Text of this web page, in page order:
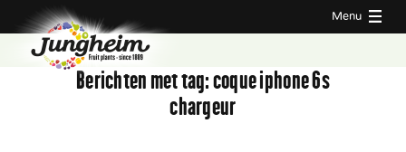
Menu
Berichten met tag:coque iphone 6s
chargeur